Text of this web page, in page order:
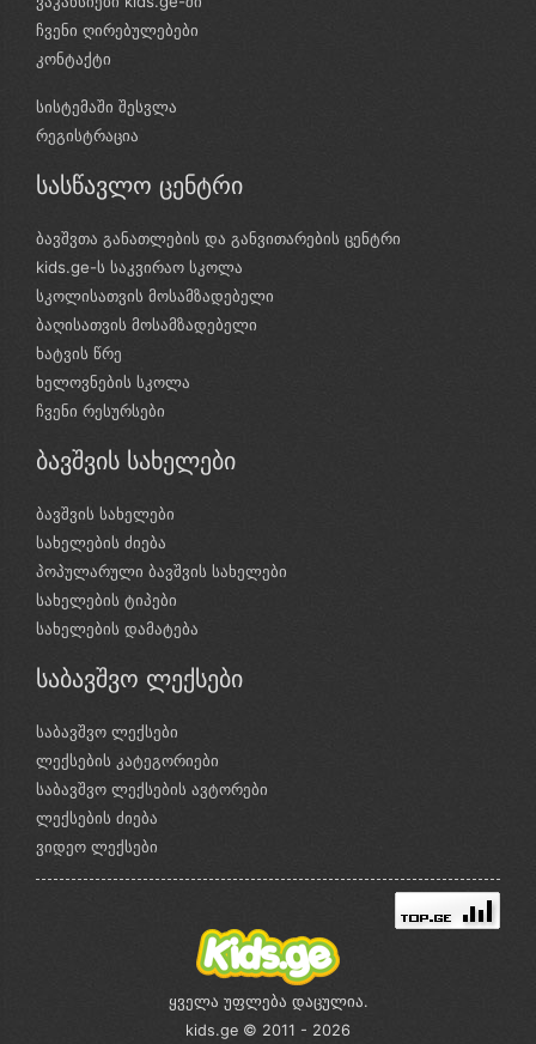
ჩვენი ღირებულებები
კონტაქტი
სისტემაში შესვლა
რეგისტრაცია
სასწავლო ცენტრი
ბავშვთა განათლების და განვითარების ცენტრი
kids.ge-ს საკვირაო სკოლა
სკოლისათვის მოსამზადებელი
ბაღისათვის მოსამზადებელი
ხატვის წრე
ხელოვნების სკოლა
ჩვენი რესურსები
ბავშვის სახელები
ბავშვის სახელები
სახელების ძიება
პოპულარული ბავშვის სახელები
სახელების ტიპები
სახელების დამატება
საბავშვო ლექსები
საბავშვო ლექსები
ლექსების კატეგორიები
საბავშვო ლექსების ავტორები
ლექსების ძიება
ვიდეო ლექსები
ყველა უფლება დაცულია.
kids.ge © 2011 - 2026